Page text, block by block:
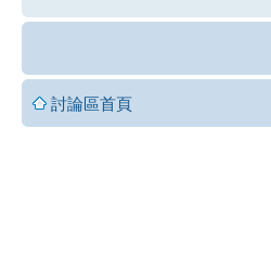
討論區首頁